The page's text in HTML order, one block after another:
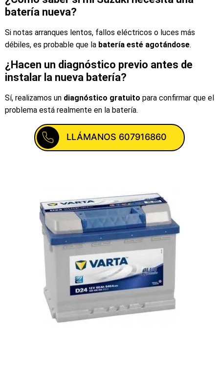
batería nueva?
Si notas arranques lentos, fallos eléctricos o luces más
débiles, es probable que la batería esté agotándose.
¿Hacen un diagnóstico previo antes de
instalar la nueva batería?
Sí, realizamos un diagnóstico gratuito para confirmar que el
problema está realmente en la batería.
LLÁMANOS 607916860